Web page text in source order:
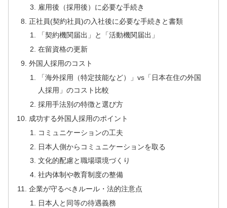
雇用後（採用後）に必要な手続き
正社員(契約社員)の入社後に必要な手続きと書類
「契約機関届出」と「活動機関届出」
在留資格の更新
外国人採用のコスト
「海外採用（特定技能など）」vs「日本在住の外国
人採用」のコスト比較
採用手法別の特徴と選び方
成功する外国人採用のポイント
コミュニケーションの工夫
日本人側からコミュニケーションを取る
文化的配慮と職場環境づくり
社内体制や教育制度の整備
企業が守るべきルール・法的注意点
日本人と同等の待遇義務